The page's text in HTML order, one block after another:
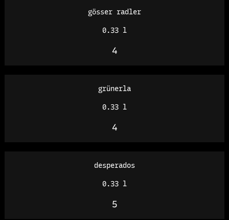
gösser radler
0.33 l
4
grünerla
0.33 l
4
desperados
0.33 l
5